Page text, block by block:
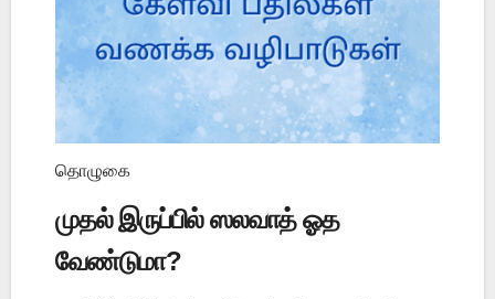
தொழுகை
முதல் இருப்பில் ஸலவாத் ஓத
வேண்டுமா?